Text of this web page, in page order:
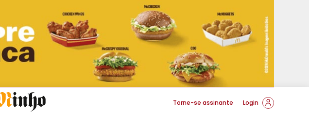
Livraria DM Arquidiocese Braga
Torne-se assinante Login